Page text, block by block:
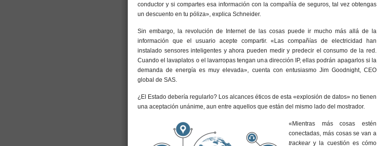
conductor y si compartes esa información con la compañía de seguros, tal vez obtengas
un descuento en tu póliza», explica Schneider.
Sin embargo, la revolución de Internet de las cosas puede ir mucho más allá de la
información que el usuario acepte compartir. «Las compañías de electricidad han
instalado sensores inteligentes y ahora pueden medir y predecir el consumo de la red.
Cuando el lavaplatos o el lavarropas tengan una dirección IP, ellas podrán apagarlos si la
demanda de energía es muy elevada», cuenta con entusiasmo Jim Goodnight, CEO
global de SAS.
¿El Estado debería regularlo? Los alcances éticos de esta «explosión de datos» no tienen
una aceptación unánime, aun entre aquellos que están del mismo lado del mostrador.
«Mientras más cosas estén
conectadas, más cosas se van a
trackeary la cuestión es cómo